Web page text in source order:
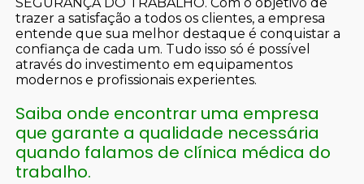
trazer a satisfação a todos os clientes, a empresa
entende que sua melhor destaque é conquistar a
confiança de cada um. Tudo isso só é possível
através do investimento em equipamentos
modernos e profissionais experientes.
Saiba onde encontrar uma empresa
que garante a qualidade necessária
quando falamos de clínica médica do
trabalho.